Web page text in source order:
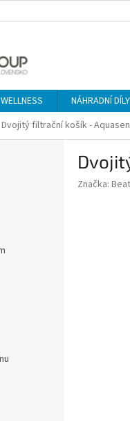
WELLNESS NÁHRADNÍ DÍLY
Dvojitý filtrační košík -
Značka: